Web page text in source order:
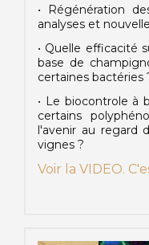
• Régénération
analyses et
• Quelle efficacité
base de
certaines bactéries
• Le biocontrole à
certains
l'avenir au regard
vignes ?
Voir la VIDEO.